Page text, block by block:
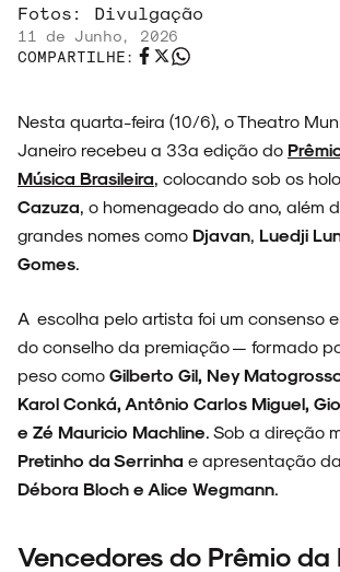
Fotos: Divulgação
11 de Junho, 2026
COMPARTILHE:
Nesta quarta-feira (10/6), o Theatro
Janeiro recebeu a 33ª edição do
Música Brasileira , colocando sob os
Cazuza , o homenageado do ano, além
grandes nomes como Djavan Luedji
Gomes
A escolha pelo artista foi um consenso
do conselho da premiação — formado
peso como Gilberto Gil, Ney
Karol Conká, Antônio Carlos Miguel,
e Zé Mauricio Machline . Sob a direção
Pretinho da Serrinha e apresentação
Débora Bloch e Alice Wegmann
Vencedores do Prêmio da